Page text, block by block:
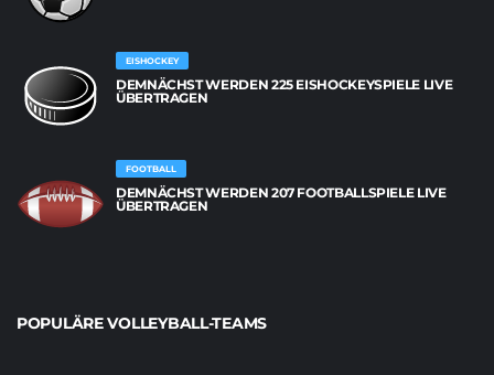
EISHOCKEY
DEMNÄCHST WERDEN 225 EISHOCKEYSPIELE LIVE
ÜBERTRAGEN
FOOTBALL
DEMNÄCHST WERDEN 207 FOOTBALLSPIELE LIVE
ÜBERTRAGEN
POPULÄRE VOLLEYBALL-TEAMS